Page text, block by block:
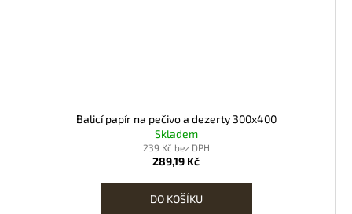
Balicí papír na pečivo a dezerty 300x400
Skladem
239 Kč bez DPH
289,19 Kč
DO KOŠÍKU